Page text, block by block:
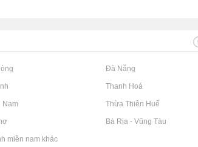
Rao vặt tại Đà Nẵng
Rao vặt tại Thanh Hoá
Nam Rao vặt tại Thừa Thiên Huế
Rao vặt tại Bà Rịa - Vũng Tàu
miền nam khác